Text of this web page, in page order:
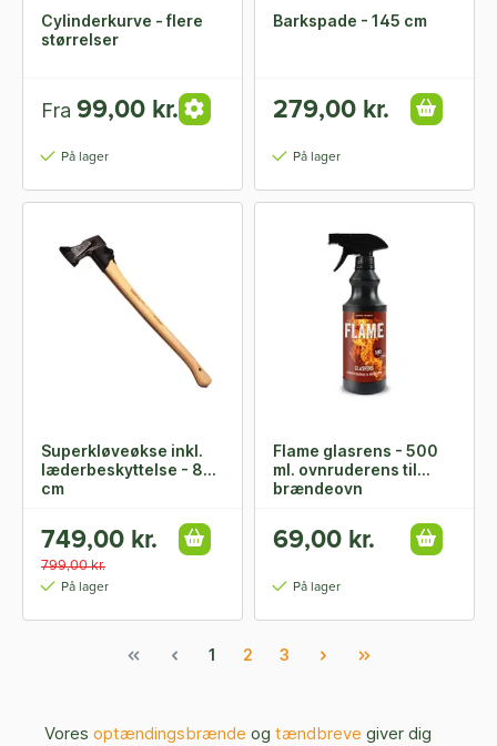
Cylinderkurve - flere
størrelser
Fra 99,00 kr.
På lager
Barkspade - 145 cm
279,00 kr.
På lager
Superkløveøkse inkl.
læderbeskyttelse - 80
cm
749,00 kr.
799,00 kr.
På lager
Flame glasrens - 500
ml. ovnruderens til
brændeovn
69,00 kr.
På lager
1 2 3
Vores optændingsbrænde og tændbreve giver dig